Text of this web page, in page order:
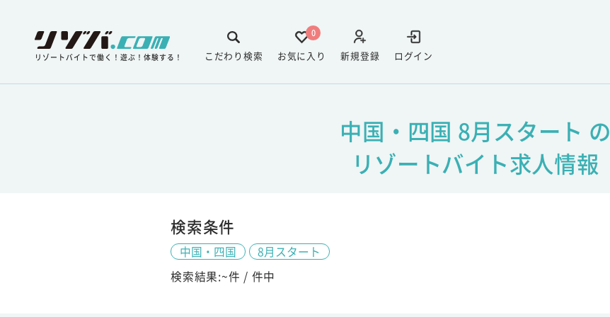
リゾートバイトで働く！遊ぶ！体験する！ ログイン
新規登録
0
お気に入り
こだわり検索
中国・四国 8月スタート の
リゾートバイト求人情報
検索条件
中国・四国
8月スタート
検索結果:~件 / 件中